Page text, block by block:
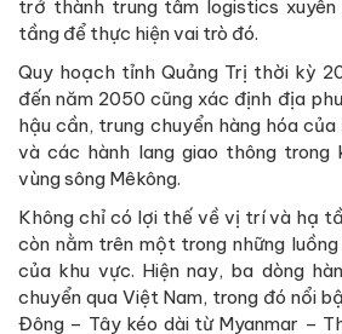
trở thành trung tâm logistics
tầng để thực hiện vai trò đó.
Quy hoạch tỉnh Quảng Trị thời kỳ
đến năm 2050 cũng xác định địa
hậu cần, trung chuyển hàng hóa
và các hành lang giao thông trong
vùng sông Mêkông.
Không chỉ có lợi thế về vị trí và hạ
còn nằm trên một trong những
của khu vực. Hiện nay, ba dòng
chuyển qua Việt Nam, trong đó nổi
Đông – Tây kéo dài từ Myanmar –